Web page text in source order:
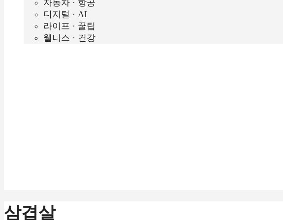
자동차 · 항공
디지털 · AI
라이프 · 꿀팁
웰니스 · 건강
삼겹살